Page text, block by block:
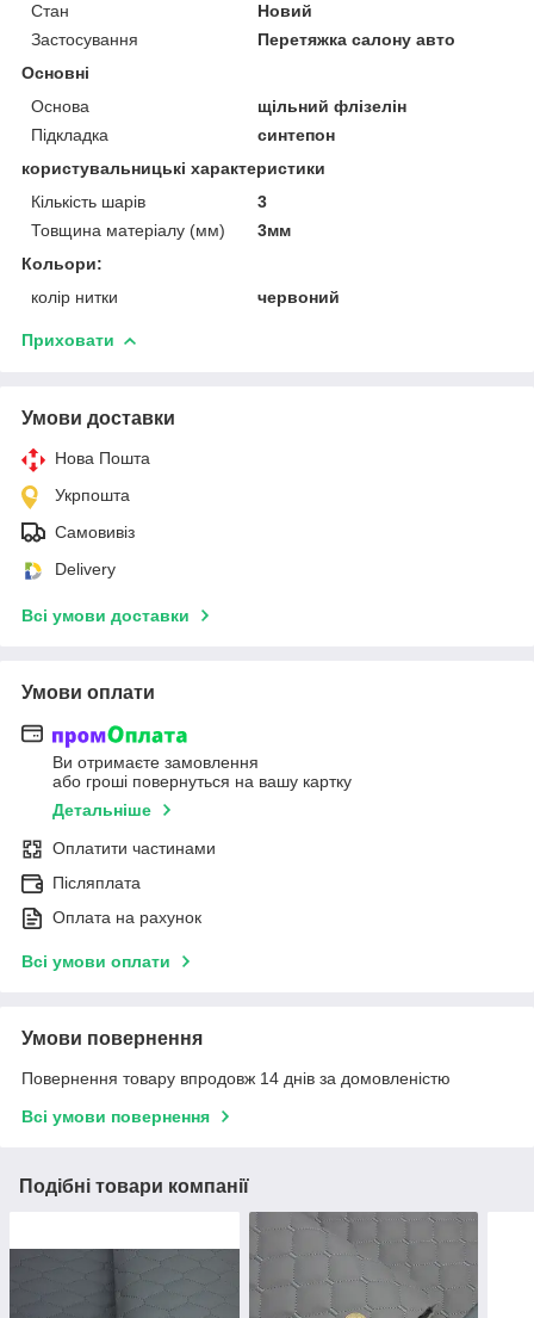
Стан
Новий
Застосування
Перетяжка салону авто
Основні
Основа
щільний флізелін
Підкладка
синтепон
користувальницькі характеристики
Кількість шарів
3
Товщина матеріалу (мм)
3мм
Кольори:
колір нитки
червоний
Приховати
Умови доставки
Нова Пошта
Укрпошта
Самовивіз
Delivery
Всі умови доставки
Умови оплати
Ви отримаєте замовлення
або гроші повернуться на вашу картку
Детальніше
Оплатити частинами
Післяплата
Оплата на рахунок
Всі умови оплати
Умови повернення
Повернення товару впродовж 14 днів за домовленістю
Всі умови повернення
Подібні товари компанії